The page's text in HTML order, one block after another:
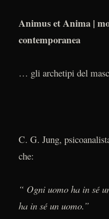
Animus et Anima |
contemporanea
… gli archetipi del
C. G. Jung,
che:
“ Ogni uomo ha in sé
ha in sé un uomo.”